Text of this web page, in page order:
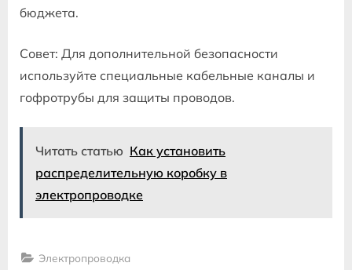
бюджета.
Совет: Для дополнительной безопасности
используйте специальные кабельные каналы и
гофротрубы для защиты проводов.
Читать статью Как установить
распределительную коробку в
электропроводке
Электропроводка